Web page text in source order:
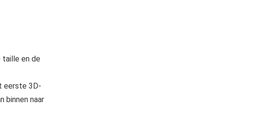
taille en de
eerste 3D-
binnen naar